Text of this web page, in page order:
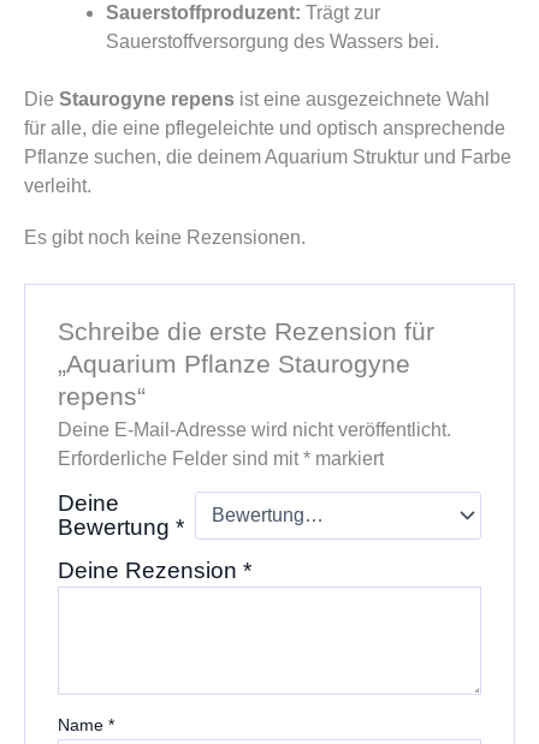
Sauerstoffproduzent: Trägt zur
Sauerstoffversorgung des Wassers bei.
Die Staurogyne repens ist eine ausgezeichnete Wahl
für alle, die eine pflegeleichte und optisch ansprechende
Pflanze suchen, die deinem Aquarium Struktur und Farbe
verleiht.
Es gibt noch keine Rezensionen.
Schreibe die erste Rezension für
„Aquarium Pflanze Staurogyne
repens“
Deine E-Mail-Adresse wird nicht veröffentlicht.
Erforderliche Felder sind mit*markiert
Deine
Bewertung *
Deine Rezension *
Name *